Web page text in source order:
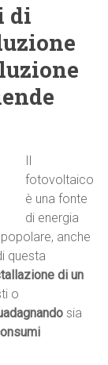
di
fotovoltaico
è una fonte
di energia
anche
questa
di un
o
sia